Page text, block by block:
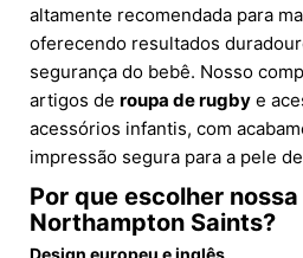
altamente recomendada para
oferecendo resultados
segurança do bebê. Nosso
artigos de roupa derugby e
acessórios infantis, com
impressão segura para a pele
Por que escolher
Northampton Saints?